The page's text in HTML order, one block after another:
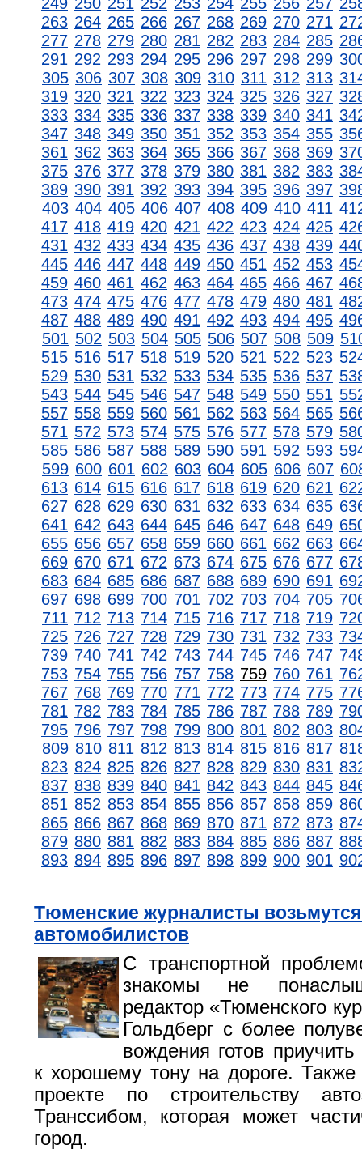
263 264 265 266 267 268 269 270 271
277 278 279 280 281 282 283 284 285
291 292 293 294 295 296 297 298 299
305 306 307 308 309 310 311 312 313
319 320 321 322 323 324 325 326 327
333 334 335 336 337 338 339 340 341
347 348 349 350 351 352 353 354 355
361 362 363 364 365 366 367 368 369
375 376 377 378 379 380 381 382 383
389 390 391 392 393 394 395 396 397
403 404 405 406 407 408 409 410 411
417 418 419 420 421 422 423 424 425
431 432 433 434 435 436 437 438 439
445 446 447 448 449 450 451 452 453
459 460 461 462 463 464 465 466 467
473 474 475 476 477 478 479 480 481
487 488 489 490 491 492 493 494 495
501 502 503 504 505 506 507 508 509
515 516 517 518 519 520 521 522 523
529 530 531 532 533 534 535 536 537
543 544 545 546 547 548 549 550 551
557 558 559 560 561 562 563 564 565
571 572 573 574 575 576 577 578 579
585 586 587 588 589 590 591 592 593
599 600 601 602 603 604 605 606 607
613 614 615 616 617 618 619 620 621
627 628 629 630 631 632 633 634 635
641 642 643 644 645 646 647 648 649
655 656 657 658 659 660 661 662 663
669 670 671 672 673 674 675 676 677
683 684 685 686 687 688 689 690 691
697 698 699 700 701 702 703 704 705
711 712 713 714 715 716 717 718 719
725 726 727 728 729 730 731 732 733
739 740 741 742 743 744 745 746 747
753 754 755 756 757 758 759 760 761
767 768 769 770 771 772 773 774 775
781 782 783 784 785 786 787 788 789
795 796 797 798 799 800 801 802 803
809 810 811 812 813 814 815 816 817
823 824 825 826 827 828 829 830 831
837 838 839 840 841 842 843 844 845
851 852 853 854 855 856 857 858 859
865 866 867 868 869 870 871 872 873
879 880 881 882 883 884 885 886 887
893 894 895 896 897 898 899 900 901
Тюменские журналисты возьмутся
автомобилистов
С транспортной
знакомы не
редактор «Тюменского
Гольдберг с более
вождения готов
к хорошему тону на дороге.
проекте по строительству
Транссибом, которая может
город.